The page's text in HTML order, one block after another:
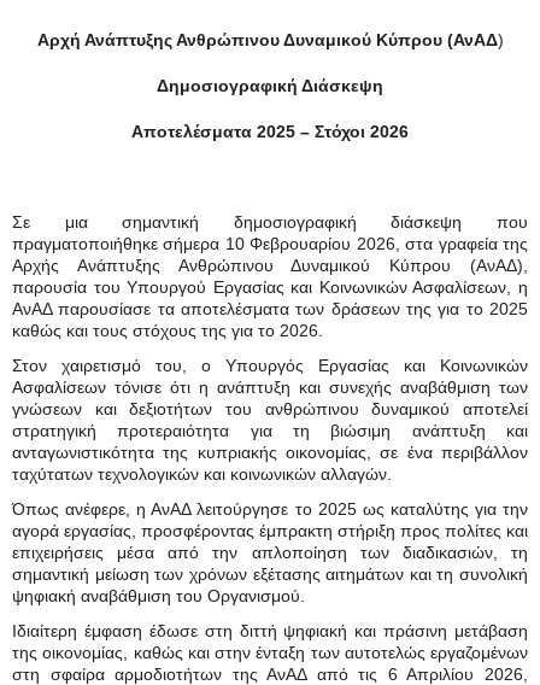
Αρχή Ανάπτυξης Ανθρώπινου Δυναμικού Κύπρου (ΑνΑΔ)
Δημοσιογραφική Διάσκεψη
Αποτελέσματα 2025 – Στόχοι 2026
Σε μια σημαντική δημοσιογραφική διάσκεψη που
πραγματοποιήθηκε σήμερα 10 Φεβρουαρίου 2026, στα γραφεία της
Αρχής Ανάπτυξης Ανθρώπινου Δυναμικού Κύπρου (ΑνΑΔ),
παρουσία του Υπουργού Εργασίας και Κοινωνικών Ασφαλίσεων, η
ΑνΑΔ παρουσίασε τα αποτελέσματα των δράσεων της για το 2025
καθώς και τους στόχους της για το 2026.
Στον χαιρετισμό του, ο Υπουργός Εργασίας και Κοινωνικών
Ασφαλίσεων τόνισε ότι η ανάπτυξη και συνεχής αναβάθμιση των
γνώσεων και δεξιοτήτων του ανθρώπινου δυναμικού αποτελεί
στρατηγική προτεραιότητα για τη βιώσιμη ανάπτυξη και
ανταγωνιστικότητα της κυπριακής οικονομίας, σε ένα περιβάλλον
ταχύτατων τεχνολογικών και κοινωνικών αλλαγών.
Όπως ανέφερε, η ΑνΑΔ λειτούργησε το 2025 ως καταλύτης για την
αγορά εργασίας, προσφέροντας έμπρακτη στήριξη προς πολίτες και
επιχειρήσεις μέσα από την απλοποίηση των διαδικασιών, τη
σημαντική μείωση των χρόνων εξέτασης αιτημάτων και τη συνολική
ψηφιακή αναβάθμιση του Οργανισμού.
Ιδιαίτερη έμφαση έδωσε στη διττή ψηφιακή και πράσινη μετάβαση
της οικονομίας, καθώς και στην ένταξη των αυτοτελώς εργαζομένων
στη σφαίρα αρμοδιοτήτων της ΑνΑΔ από τις 6 Απριλίου 2026,